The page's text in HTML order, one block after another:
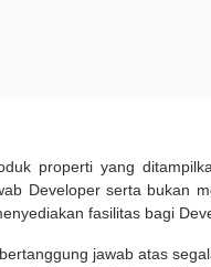
properti yang
Developer serta bukan
fasilitas bagi
jawab atas